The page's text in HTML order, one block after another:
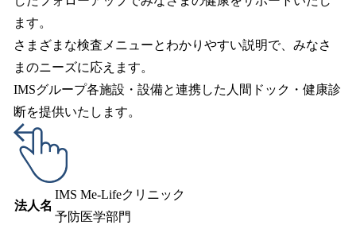
ます。
さまざまな検査メニューとわかりやすい説明で、みなさ
まのニーズに応えます。
IMSグループ各施設・設備と連携した人間ドック・健康診
断を提供いたします。
法人名
IMS Me-Lifeクリニック
予防医学部門